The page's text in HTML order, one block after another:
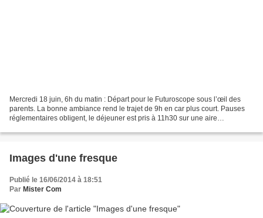
Mercredi 18 juin, 6h du matin : Départ pour le Futuroscope sous l’œil des
parents. La bonne ambiance rend le trajet de 9h en car plus court. Pauses
réglementaires obligent, le déjeuner est pris à 11h30 sur une aire
Images d'une fresque
Publié le 16/06/2014 à 18:51
Par Mister Com